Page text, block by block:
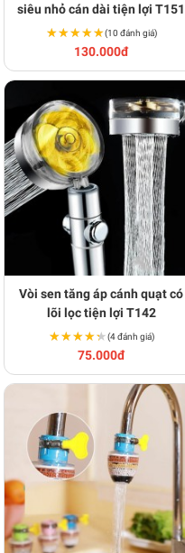
siêu nhỏ cán dài tiện lợi T151
★★★★★
★★★★★(10 đánh giá)
130.000đ
Vòi sen tăng áp cánh quạt có
lõi lọc tiện lợi T142
★★★★★
★★★★★(4 đánh giá)
75.000đ